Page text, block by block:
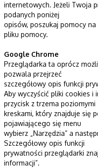
internetowych. Jeżeli Twoja
podanych poniżej
opisów, poszukaj pomocy
pliku pomocy.
Google Chrome
Przeglądarka ta oprócz
pozwala przejrzeć
szczegółowy opis funkcji
Aby wyczyścić pliki cookies i
przycisk z trzema poziomymi
kreskami, który znajduje się
pojawiającego się menu
wybierz „Narzędzia” a
Szczegółowy opis funkcji
prywatności przeglądarki
informacji”.